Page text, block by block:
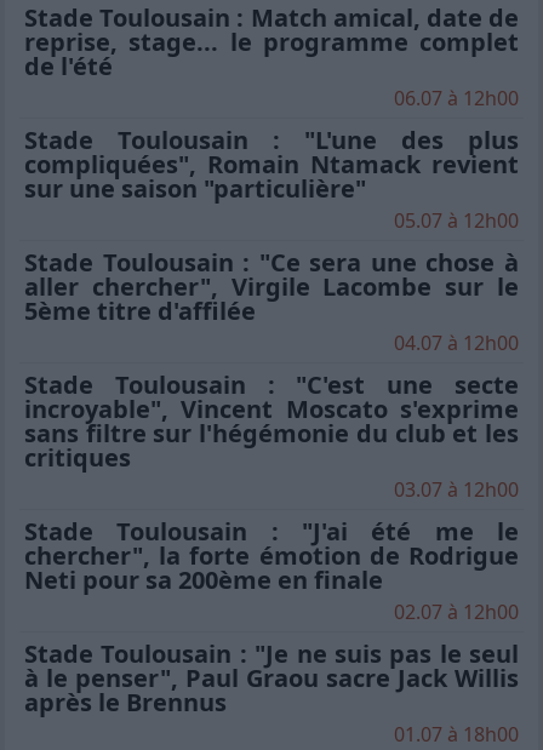
Stade Toulousain : Match amical, date de
reprise, stage... le programme complet
de l'été
06.07 à 12h00
Stade Toulousain : "L'une des plus
compliquées", Romain Ntamack revient
sur une saison "particulière"
05.07 à 12h00
Stade Toulousain : "Ce sera une chose à
aller chercher", Virgile Lacombe sur le
5ème titre d'affilée
04.07 à 12h00
Stade Toulousain : "C'est une secte
incroyable", Vincent Moscato s'exprime
sans filtre sur l'hégémonie du club et les
critiques
03.07 à 12h00
Stade Toulousain : "J'ai été me le
chercher", la forte émotion de Rodrigue
Neti pour sa 200ème en finale
02.07 à 12h00
Stade Toulousain : "Je ne suis pas le seul
à le penser", Paul Graou sacre Jack Willis
après le Brennus
01.07 à 18h00